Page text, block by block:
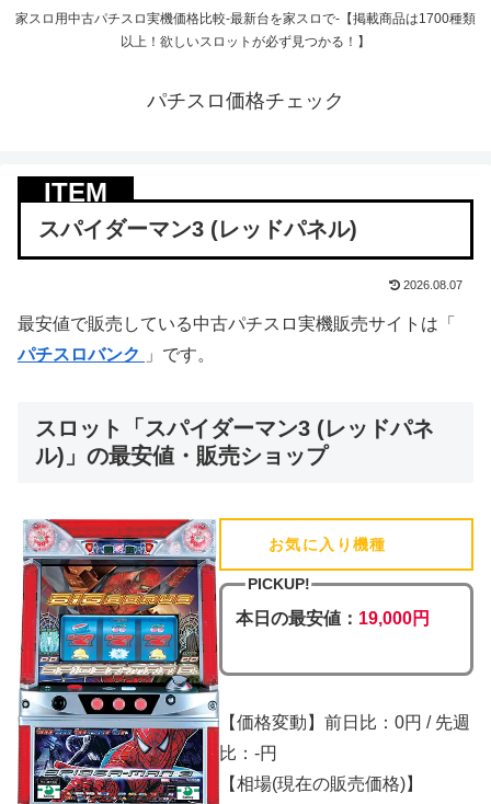
家スロ用中古パチスロ実機価格比較-最新台を家スロで-【掲載商品は1700種類
以上！欲しいスロットが必ず見つかる！】
パチスロ価格チェック
スパイダーマン3 (レッドパネル)
2026.08.07
最安値で販売している中古パチスロ実機販売サイトは「
パチスロバンク
」です。
スロット「スパイダーマン3 (レッドパネ
ル)」の最安値・販売ショップ
お気に入り機種
PICKUP!
本日の最安値： 19,000円
【価格変動】前日比：0円 / 先週
比：-円
【相場(現在の販売価格)】